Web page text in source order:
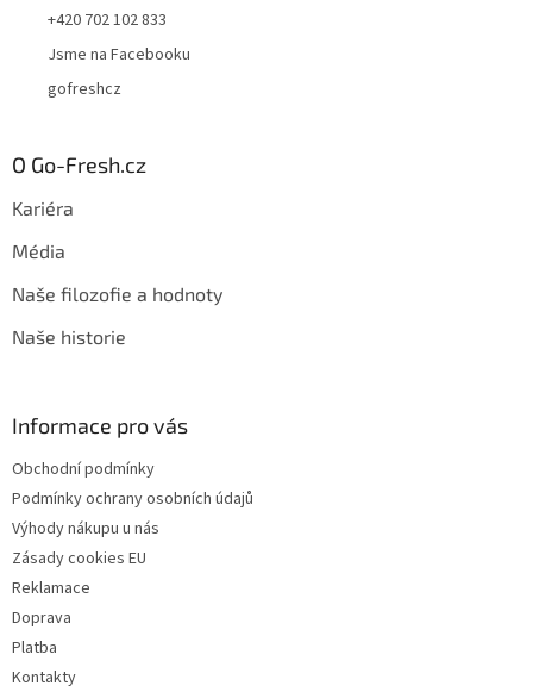
+420 702 102 833
Jsme na Facebooku
gofreshcz
O Go-Fresh.cz
Kariéra
Média
Naše filozofie a hodnoty
Naše historie
Informace pro vás
Obchodní podmínky
Podmínky ochrany osobních údajů
Výhody nákupu u nás
Zásady cookies EU
Reklamace
Doprava
Platba
Kontakty